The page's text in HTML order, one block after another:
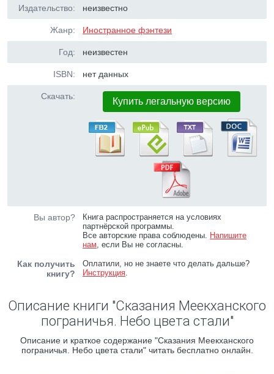
Издательство: неизвестно
Жанр: Иностранное фэнтези
Год: неизвестен
ISBN: нет данных
Скачать: Купить легальную версию
Вы автор?
Книга распространяется на условиях
партнёрской программы.
Все авторские права соблюдены. Напишите
нам, если Вы не согласны.
Как получить
книгу?
Оплатили, но не знаете что делать дальше?
Инструкция.
Описание книги "Сказания Меекханского
пограничья. Небо цвета стали"
Описание и краткое содержание "Сказания Меекханского
пограничья. Небо цвета стали" читать бесплатно онлайн.